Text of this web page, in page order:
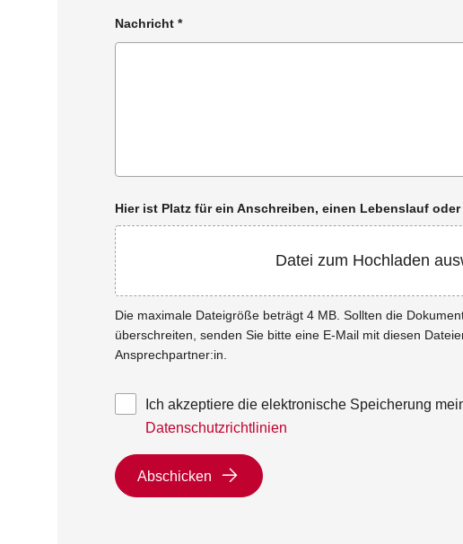
Nachricht *
Hier ist Platz für ein Anschreiben, einen Lebenslauf
Datei zum Hochladen
Die maximale Dateigröße beträgt 4 MB. Sollten die
überschreiten, senden Sie bitte eine E-Mail mit diesen
Ansprechpartner:in.
Ich akzeptiere die elektronische Speicherung
Datenschutzrichtlinien
Abschicken